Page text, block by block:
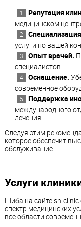
Репутация
медицинском
услуги по вашей
Опыт врачей.
специалистов.
Оснащение.
современное
Поддержка
международного
лечения.
Следуя этим
которое обеспечит
обслуживание.
Услуги
Шиба на сайте sh-
спектр медицинских
все области